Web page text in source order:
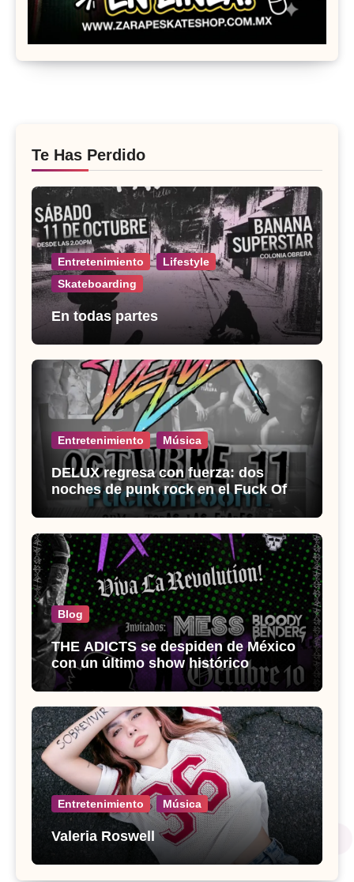
Te Has Perdido
Entretenimiento
Lifestyle
Skateboarding
En todas partes
Entretenimiento Música
DELUX regresa con fuerza: dos
noches de punk rock en el Fuck Off
Room
Blog
THE ADICTS se despiden de México
con un último show histórico
Entretenimiento Música
Valeria Roswell